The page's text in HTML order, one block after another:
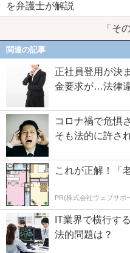
を弁護士が解説
「そ
関連の記事
正社員登用が決
金要求が…法律
コロナ禍で危惧
そも法的に許さ
これが正解！「
PR(株式会社ウェブサポ
IT業界で横行す
法的問題は？